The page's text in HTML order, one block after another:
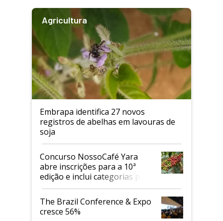
Agricultura
Embrapa identifica 27 novos
registros de abelhas em lavouras de
soja
Concurso NossoCafé Yara
abre inscrições para a 10ª
edição e inclui categorias para
cafés Canephora
The Brazil Conference & Expo
cresce 56%